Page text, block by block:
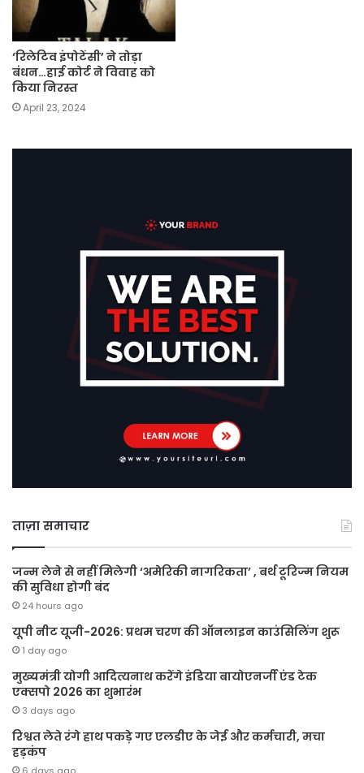
‘रिलेटिव इंपोटेंसी’ ने तोड़ा
बंधन…हाई कोर्ट ने विवाह को
किया निरस्त
April 23, 2024
ताज़ा समाचार
जन्म लेने से नहीं मिलेगी ‘अमेरिकी नागरिकता’ , बर्थ टूरिज्म नियम
की सुविधा होगी बंद
24 hours ago
यूपी नीट यूजी-2026: प्रथम चरण की ऑनलाइन काउंसिलिंग शुरू
1 day ago
मुख्यमंत्री योगी आदित्यनाथ करेंगे इंडिया बायोएनर्जी एंड टेक
एक्सपो 2026 का शुभारंभ
3 days ago
रिश्वत लेते रंगे हाथ पकड़े गए एलडीए के जेई और कर्मचारी, मचा
हड़कंप
6 days ago